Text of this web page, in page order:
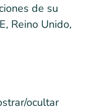
de su
Reino Unido,
ocultar